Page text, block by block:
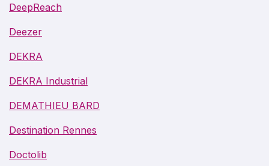
DeepReach
Deezer
DEKRA
DEKRA Industrial
DEMATHIEU BARD
Destination Rennes
Doctolib